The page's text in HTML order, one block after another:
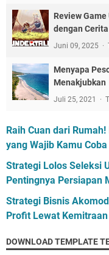
Review
dengan
Juni 09, 2025
Menyapa
Menakjubkan
Juli 25, 2021
Raih Cuan dari
yang Wajib Kamu Coba
Strategi Lolos Seleksi
Pentingnya Persiapan
Strategi Bisnis
Profit Lewat
DOWNLOAD TEMPLATE